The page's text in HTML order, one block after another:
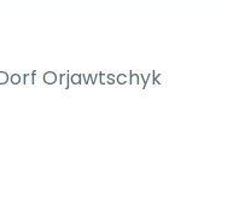
Orjawtschyk